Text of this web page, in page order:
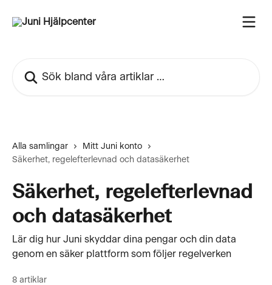
Alla samlingar
Mitt Juni konto
Säkerhet, regelefterlevnad och datasäkerhet
Säkerhet, regelefterlevnad
och datasäkerhet
Lär dig hur Juni skyddar dina pengar och din data
genom en säker plattform som följer regelverken
8 artiklar